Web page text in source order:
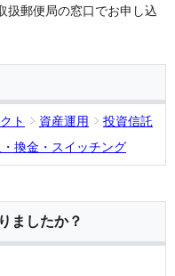
扱郵便局の窓口でお申し込
ト 資産運用
投資信託
換金・スイッチング
ましたか？